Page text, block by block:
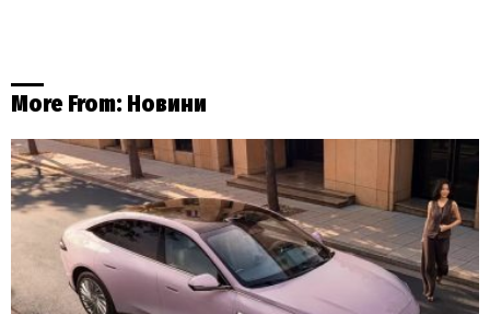
More From: Новини